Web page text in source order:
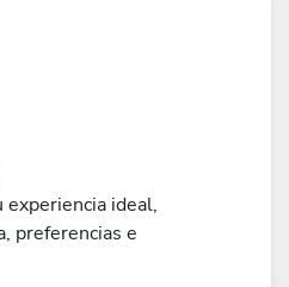
ideal,
preferencias e